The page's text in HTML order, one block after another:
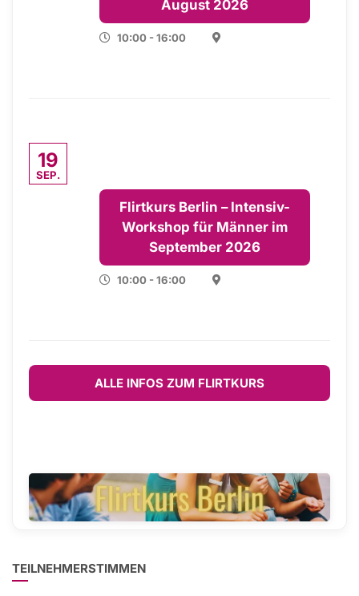
August 2026
10:00 - 16:00
19
SEP.
Flirtkurs Berlin – Intensiv-
Workshop für Männer im
September 2026
10:00 - 16:00
ALLE INFOS ZUM FLIRTKURS
TEILNEHMERSTIMMEN